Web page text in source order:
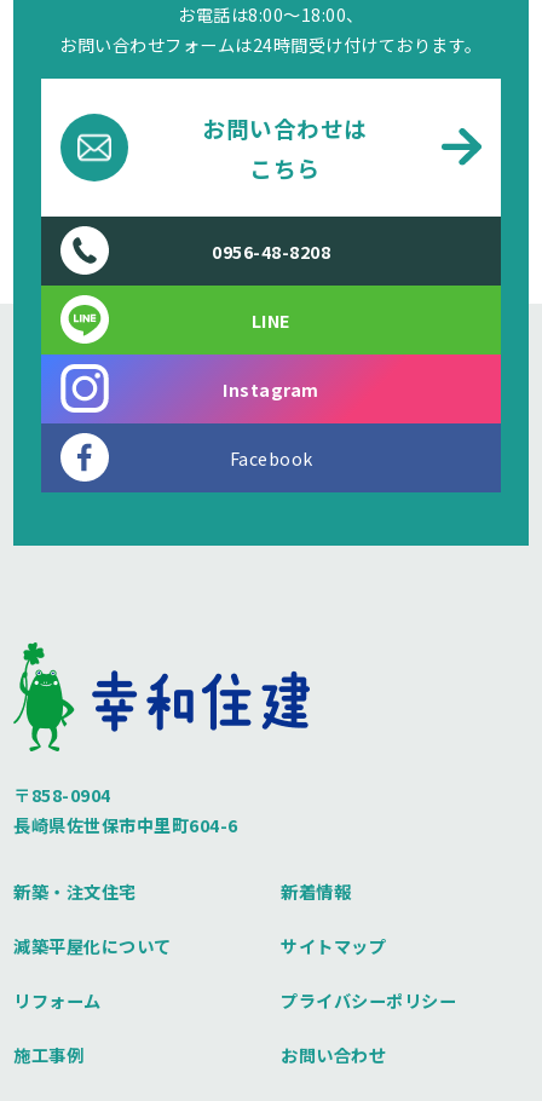
お電話は8:00～18:00、
お問い合わせフォームは24時間受け付けております。
お問い合わせは
こちら
0956-48-8208
LINE
Instagram
Facebook
〒858-0904
長崎県佐世保市中里町604-6
新築・注文住宅
減築平屋化について
リフォーム
施工事例
新着情報
サイトマップ
プライバシーポリシー
お問い合わせ